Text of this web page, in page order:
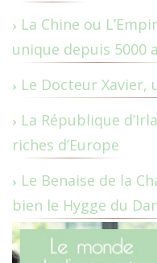
La Chine ou
unique depuis 5000
Le Docteur Xavier,
La République
riches d’Europe
Le Benaise de la
bien le Hygge du